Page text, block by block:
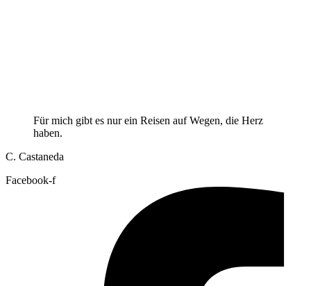
Für mich gibt es nur ein Reisen auf Wegen, die Herz
haben.
C. Castaneda
Facebook-f